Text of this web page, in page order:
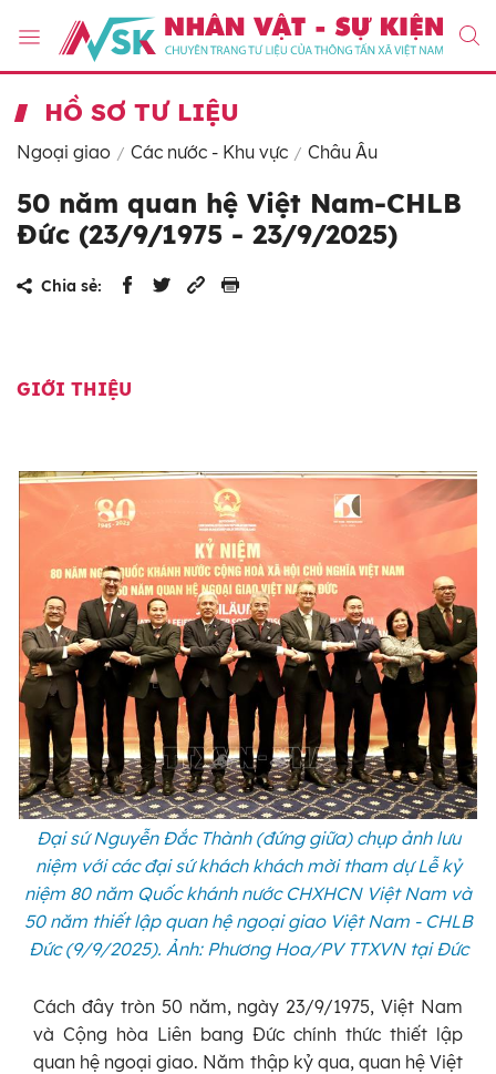
HỒ SƠ TƯ LIỆU
Ngoại giao Các nước - Khu vực Châu Âu
50 năm quan hệ Việt Nam-CHLB
Đức (23/9/1975 - 23/9/2025)
Chia sẻ:
GIỚI THIỆU
Đại sứ Nguyễn Đắc Thành (đứng giữa) chụp ảnh lưu
niệm với các đại sứ khách khách mời tham dự Lễ kỷ
niệm 80 năm Quốc khánh nước CHXHCN Việt Nam và
50 năm thiết lập quan hệ ngoại giao Việt Nam - CHLB
Đức (9/9/2025). Ảnh: Phương Hoa/PV TTXVN tại Đức
Cách đây tròn 50 năm, ngày 23/9/1975, Việt Nam
và Cộng hòa Liên bang Đức chính thức thiết lập
quan hệ ngoại giao. Năm thập kỷ qua, quan hệ Việt